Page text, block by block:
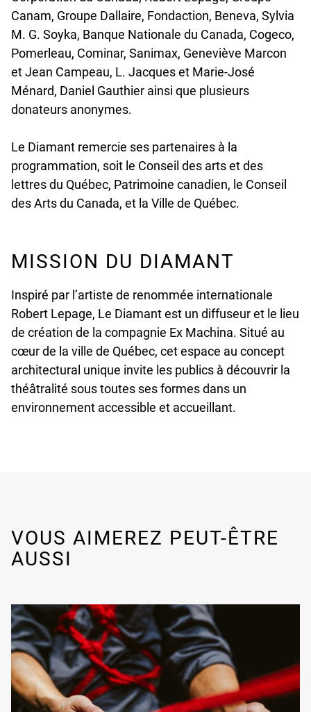
Canam, Groupe Dallaire, Fondaction, Beneva, Sylvia
M. G. Soyka, Banque Nationale du Canada, Cogeco,
Pomerleau, Cominar, Sanimax, Geneviève Marcon
et Jean Campeau, L. Jacques et Marie-José
Ménard, Daniel Gauthier ainsi que plusieurs
donateurs anonymes.
Le Diamant remercie ses partenaires à la
programmation, soit le Conseil des arts et des
lettres du Québec, Patrimoine canadien, le Conseil
des Arts du Canada, et la Ville de Québec.
MISSION DU DIAMANT
Inspiré par l’artiste de renommée internationale
Robert Lepage, Le Diamant est un diffuseur et le lieu
de création de la compagnie Ex Machina. Situé au
cœur de la ville de Québec, cet espace au concept
architectural unique invite les publics à découvrir la
théâtralité sous toutes ses formes dans un
environnement accessible et accueillant.
VOUS AIMEREZ PEUT-ÊTRE
AUSSI